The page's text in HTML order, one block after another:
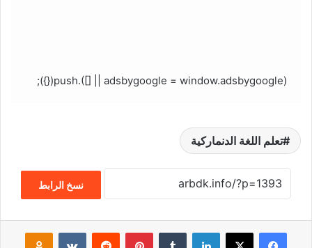
(adsbygoogle = window.adsbygoogle || []).push({});
تعلم اللغة الدنماركية
نسخ الرابط
فيسبوك لينكدإن بينتيريست